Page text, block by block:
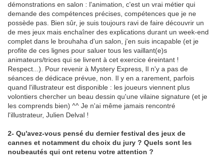
démonstrations en salon : l'animation, c'est un vrai métier qui
demande des compétences précises, compétences que je ne
possède pas. Bien sûr, je suis toujours ravi de faire découvrir un
de mes jeux mais enchaîner des explications durant un week-end
complet dans le brouhaha d'un salon, j'en suis incapable (et je
profite de ces lignes pour saluer tous les vaillant(e)s
animateurs/trices qui se livrent à cet exercice éreintant !
Respect...). Pour revenir à Mystery Express, Il n'y a pas de
séances de dédicace prévue, non. Il y en a rarement, parfois
quand l'illustrateur est disponible : les joueurs viennent plus
volontiers chercher un beau dessin qu'une vilaine signature (et je
les comprends bien) ^^ Je n'ai même jamais rencontré
l'illustrateur, Julien Delval !
2- Qu'avez-vous pensé du dernier festival des jeux de
cannes et notamment du choix du jury ? Quels sont les
noubeautés qui ont retenu votre attention ?